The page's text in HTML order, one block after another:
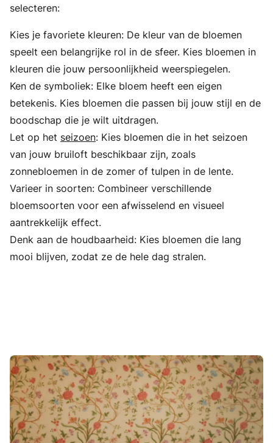
selecteren:
Kies je favoriete kleuren: De kleur van de bloemen
speelt een belangrijke rol in de sfeer. Kies bloemen in
kleuren die jouw persoonlijkheid weerspiegelen.
Ken de symboliek: Elke bloem heeft een eigen
betekenis. Kies bloemen die passen bij jouw stijl en de
boodschap die je wilt uitdragen.
Let op het seizoen: Kies bloemen die in het seizoen
van jouw bruiloft beschikbaar zijn, zoals
zonnebloemen in de zomer of tulpen in de lente.
Varieer in soorten: Combineer verschillende
bloemsoorten voor een afwisselend en visueel
aantrekkelijk effect.
Denk aan de houdbaarheid: Kies bloemen die lang
mooi blijven, zodat ze de hele dag stralen.